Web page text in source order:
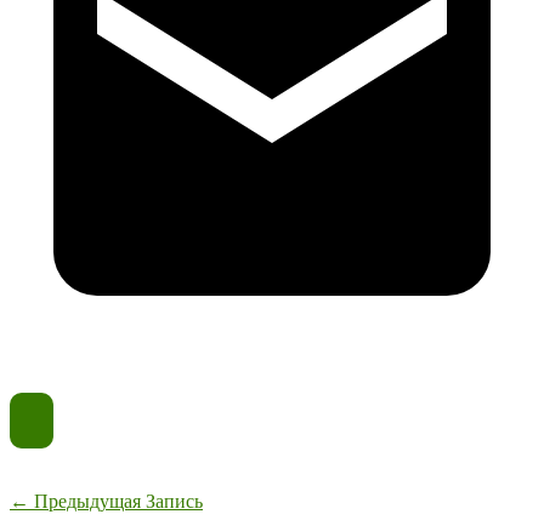
← Предыдущая Запись